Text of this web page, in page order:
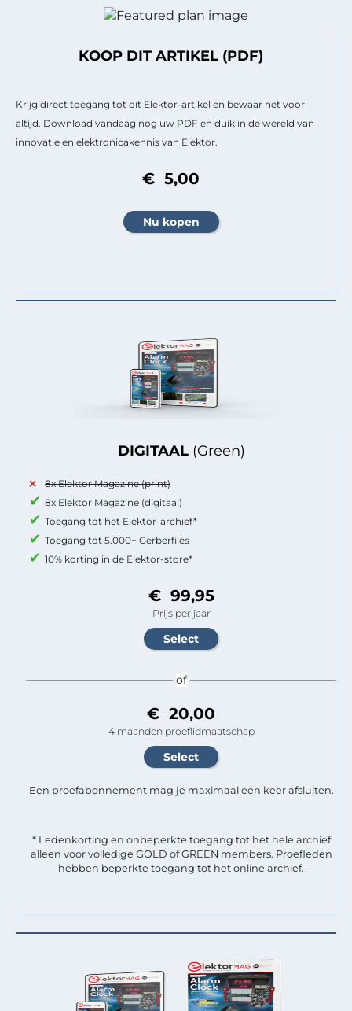
DIGITAAL (Green)
8x Elektor Magazine (print)
8x Elektor Magazine (digitaal)
Toegang tot het Elektor-archief*
Toegang tot 5.000+ Gerberfiles
10% korting in de Elektor-store*
€ 99,95
Prijs per jaar
of
€ 20,00
4 maanden proeflidmaatschap
Een proefabonnement mag je maximaal een keer afsluiten.
* Ledenkorting en onbeperkte toegang tot het hele archief
alleen voor volledige GOLD of GREEN members. Proefleden
hebben beperkte toegang tot het online archief.
KOOP DIT ARTIKEL (PDF)
Krijg direct toegang tot dit Elektor-artikel en bewaar het voor
altijd. Download vandaag nog uw PDF en duik in de wereld van
innovatie en elektronicakennis van Elektor.
€ 5,00